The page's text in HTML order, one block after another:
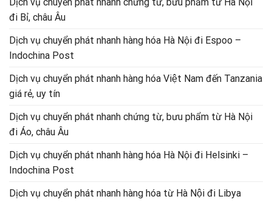
đi Bỉ, châu Âu
Dịch vụ chuyển phát nhanh hàng hóa Hà Nội đi Espoo –
Indochina Post
Dịch vụ chuyển phát nhanh hàng hóa Việt Nam đến Tanzania
giá rẻ, uy tín
Dịch vụ chuyển phát nhanh chứng từ, bưu phẩm từ Hà Nội
đi Áo, châu Âu
Dịch vụ chuyển phát nhanh hàng hóa Hà Nội đi Helsinki –
Indochina Post
Dịch vụ chuyển phát nhanh hàng hóa từ Hà Nội đi Libya